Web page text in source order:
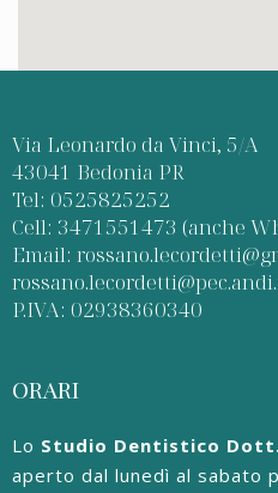
Via Leonardo da Vinci, 5/A
43041 Bedonia PR
Tel: 0525825252
Cell: 3471551473 (anche
Email:
P.IVA: 02938360340
ORARI
Lo Studio Dentistico
aperto dal lunedì al sabato